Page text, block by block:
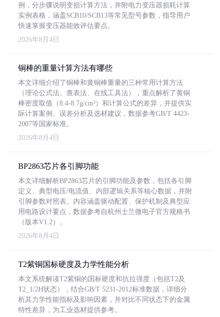
例，分步骤说明变损计算方法，并附电力变压器损耗计算
实例表格，涵盖SCB10/SCB13等常见型号参数，指导用户
快速掌握变压器能效评估要点。
2026年8月4日
铜棒的重量计算方法有哪些
本文详细介绍了铜棒和黄铜棒重量的三种常用计算方法
（理论公式法、查表法、在线工具法），重点解析了黄铜
棒密度取值（8.4-8.7g/cm³）和计算公式的差异，并提供实
际计算案例、误差分析及选材建议，数据参考GB/T 4423-
2007等国家标准。
2026年8月4日
BP2863芯片各引脚功能
本文详细解析BP2863芯片的引脚功能及参数，包括各引脚
定义、典型电压/电流值、内部逻辑关系等核心数据，并附
引脚参数对照表。内容涵盖驱动配置、保护机制及典型应
用电路设计要点，数据参考自杭州士兰微电子官方规格书
（版本V1.2）。
2026年8月4日
T2紫铜国标硬度及力学性能分析
本文系统解读T2紫铜的国标硬度和抗拉强度（包括T2及
T2_1/2H状态），结合GB/T 5231-2012标准数据，详细分
析其力学性能指标及影响因素，并对比不同状态下的金属
特性差异，为工业选材提供参考。